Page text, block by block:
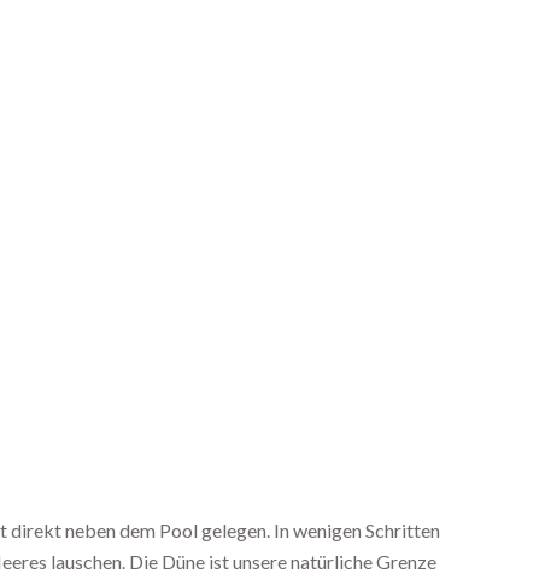
neben dem Pool gelegen. In wenigen Schritten
lauschen. Die Düne ist unsere natürliche Grenze